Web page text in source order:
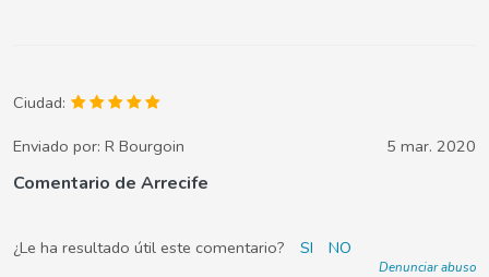
Ciudad:
Enviado por: R Bourgoin 5 mar. 2020
Comentario de Arrecife
¿Le ha resultado útil este comentario? SI NO
Denunciar abuso